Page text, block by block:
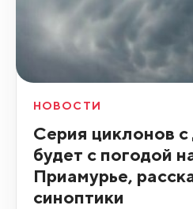
НОВОСТИ
Серия циклонов
будет с погодой
Приамурье,
синоптики